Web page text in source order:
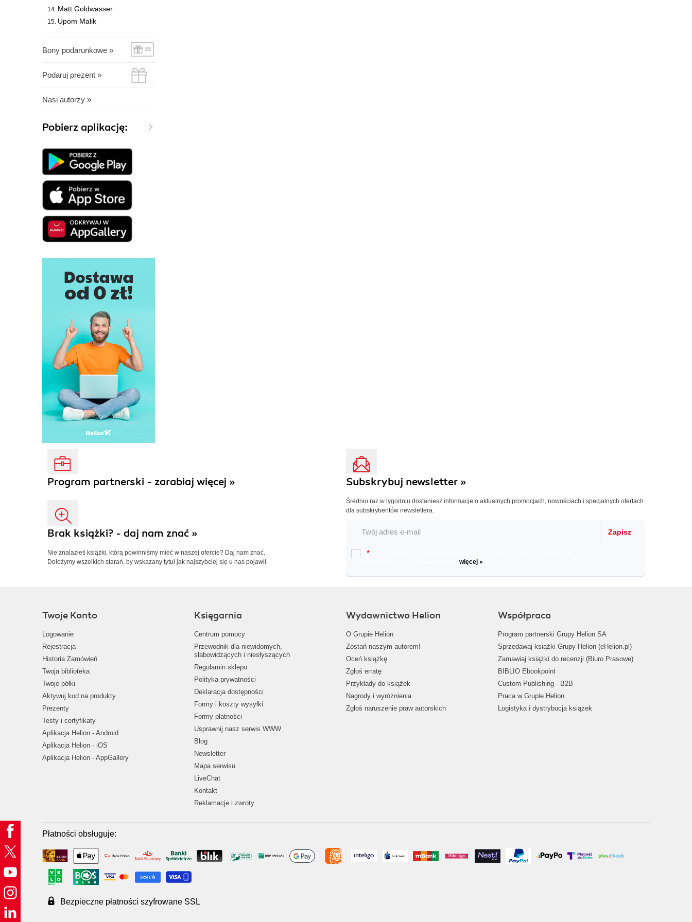
Matt Goldwasser
Upom Malik
Bony podarunkowe »
Podaruj prezent »
Nasi autorzy »
Pobierz aplikację:
Program partnerski - zarabiaj więcej »
Brak książki? - daj nam znać »
Nie znalazłeś książki, którą powinniśmy mieć w naszej ofercie? Daj nam znać.
Dołożymy wszelkich starań, by wskazany tytuł jak najszybciej się u nas pojawił.
Subskrybuj newsletter »
Średnio raz w tygodniu dostaniesz informacje o aktualnych promocjach, nowościach i specjalnych ofertach
dla subskrybentów newslettera.
Zapisz
*
więcej »
Twoje Konto
Logowanie
Rejestracja
Historia Zamówień
Twoja biblioteka
Twoje półki
Aktywuj kod na produkty
Prezenty
Testy i certyfikaty
Aplikacja Helion - Android
Aplikacja Helion - iOS
Aplikacja Helion - AppGallery
Księgarnia
Centrum pomocy
Przewodnik dla niewidomych,
słabowidzących i niesłyszących
Regulamin sklepu
Polityka prywatności
Deklaracja dostępności
Formy i koszty wysyłki
Formy płatności
Usprawnij nasz serwis WWW
Blog
Newsletter
Mapa serwisu
LiveChat
Kontakt
Reklamacje i zwroty
Wydawnictwo Helion
O Grupie Helion
Zostań naszym autorem!
Oceń książkę
Zgłoś erratę
Przykłady do książek
Nagrody i wyróżnienia
Zgłoś naruszenie praw autorskich
Współpraca
Program partnerski Grupy Helion SA
Sprzedawaj książki Grupy Helion (eHelion.pl)
Zamawiaj książki do recenzji (Biuro Prasowe)
BIBLIO Ebookpoint
Custom Publishing - B2B
Praca w Grupie Helion
Logistyka i dystrybucja książek
Płatności obsługuje:
Bezpieczne płatności szyfrowane SSL